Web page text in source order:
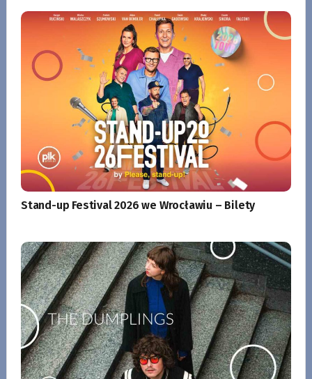
Stand-up Festival 2026 we Wrocławiu – Bilety